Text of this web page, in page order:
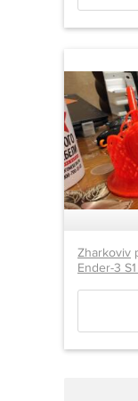
Zharkoviv
Ender-3